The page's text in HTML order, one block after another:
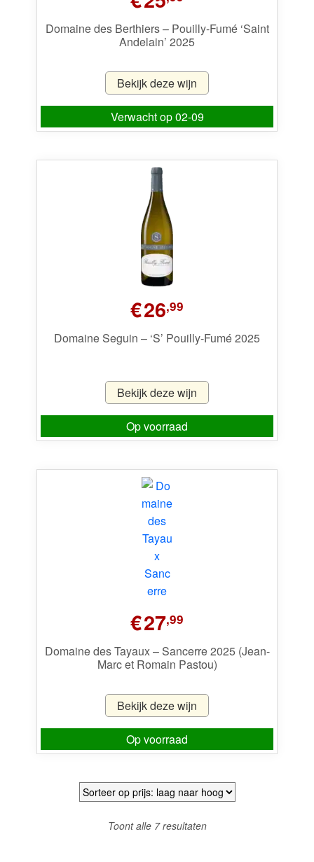
Domaine des Berthiers – Pouilly-Fumé ‘Saint
Andelain’ 2025
Bekijk deze wijn
Verwacht op 02-09
€26,99
Domaine Seguin – ‘S’ Pouilly-Fumé 2025
Bekijk deze wijn
Op voorraad
€27,99
Domaine des Tayaux – Sancerre 2025 (Jean-
Marc et Romain Pastou)
Bekijk deze wijn
Op voorraad
Toont alle 7 resultatenGesorteerd